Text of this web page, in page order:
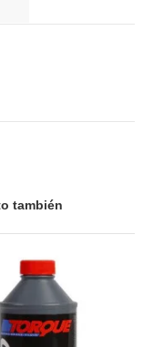
también